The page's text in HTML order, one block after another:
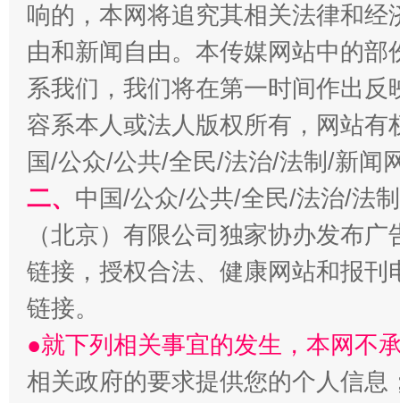
“刷贴”乱象丛生
生
响的，本网将追究其相关法律和
由和新闻自由。本传媒网站中的
系我们，我们将在第一时间作出
容系本人或法人版权所有，网站
国/公众/公共/全民/法治/法制/新闻
二、 中国/公众/公共/全民/法治/法
（北京）有限公司独家协办发布
链接，授权合法、健康网站和报
链接。
●就下列相关事宜的发生，本网不
相关政府的要求提供您的个人信息